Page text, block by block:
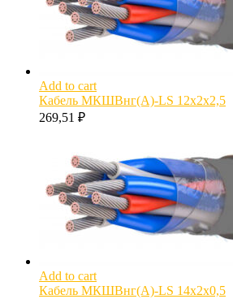
Add to cart
Кабель МКШВнг(А)-LS 12х2х2,5
269,51 ₽
Add to cart
Кабель МКШВнг(А)-LS 14х2х0,5